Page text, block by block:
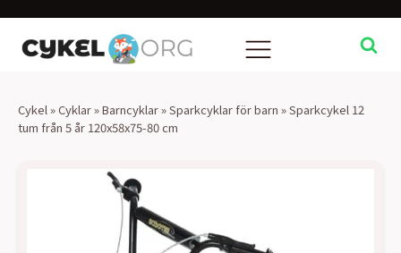
Cykel »Cyklar»Barncyklar»Sparkcyklar för barn »Sparkcykel 12
tum från 5 år 120x58x75-80 cm